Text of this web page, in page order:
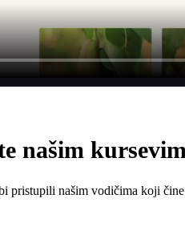
našim
pristupili našim vodičima koji